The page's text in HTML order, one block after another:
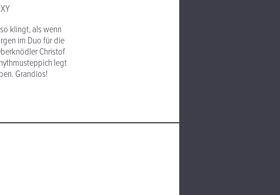
klingt, als wenn
im Duo für die
Christof
legt
Grandios!